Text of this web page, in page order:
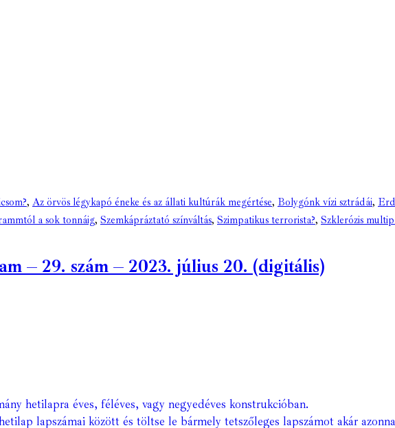
, Az örvös légykapó éneke és az állati kultúrák megértése, Bolygónk vízi sztrádái,
a sok tonnáig, Szemkápráztató színváltás, Szimpatikus terrorista?, Szklerózis
– 29. szám – 2023. július 20. (digitális)
hetilapra éves, féléves, vagy negyedéves konstrukcióban.
lapszámai között és töltse le bármely tetszőleges lapszámot akár